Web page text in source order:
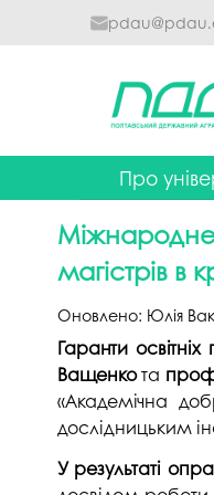
Про
Почесні
Досягнення
Сталий
Політики
Історія
Гімн ПДАУ
Міжнародне
магістрів в
Оновлено: Юлія
Гаранти
Ващенкота
«Академічна
дослідницьким
У результаті